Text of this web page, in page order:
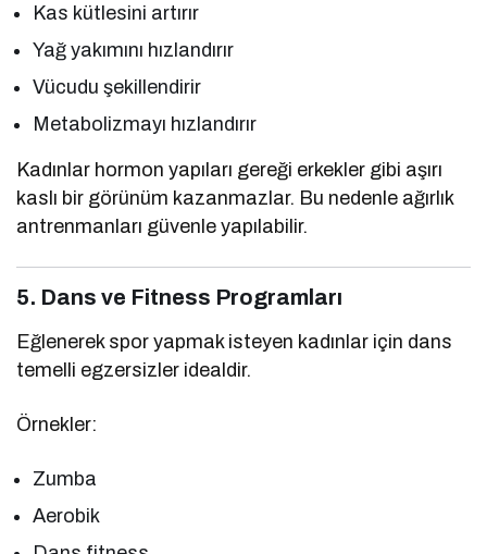
Kas kütlesini artırır
Yağ yakımını hızlandırır
Vücudu şekillendirir
Metabolizmayı hızlandırır
Kadınlar hormon yapıları gereği erkekler gibi aşırı
kaslı bir görünüm kazanmazlar. Bu nedenle ağırlık
antrenmanları güvenle yapılabilir.
5. Dans ve Fitness Programları
Eğlenerek spor yapmak isteyen kadınlar için dans
temelli egzersizler idealdir.
Örnekler:
Zumba
Aerobik